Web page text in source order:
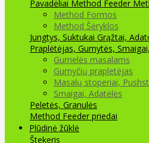
Pavadėliai Method Feeder
Method Formos
Method Šėryklos
Jungtys, Suktukai Grąžtai,
Praplėtėjas, Gumytės,
Gumelės masalams
Gumyčių prapletėjas
Masalų stoperiai,
Smaigai, Adatėlės
Peletės, Granulės
Method Feeder priedai
Plūdinė žūklė
Štekeris